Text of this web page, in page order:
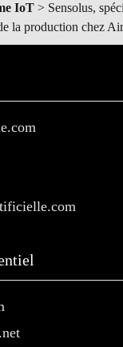
IoT > Sensolus,
la production chez